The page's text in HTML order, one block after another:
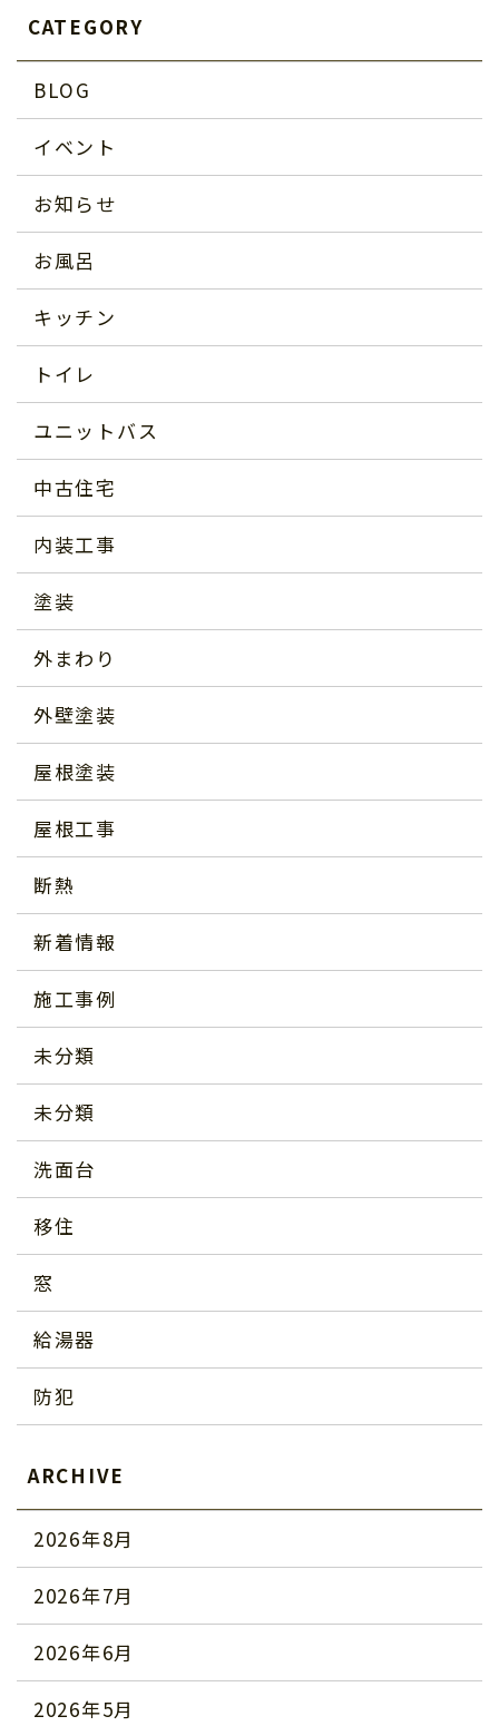
CATEGORY
BLOG
イベント
お知らせ
お風呂
キッチン
トイレ
ユニットバス
中古住宅
内装工事
塗装
外まわり
外壁塗装
屋根塗装
屋根工事
断熱
新着情報
施工事例
未分類
未分類
洗面台
移住
窓
給湯器
防犯
ARCHIVE
2026年8月
2026年7月
2026年6月
2026年5月